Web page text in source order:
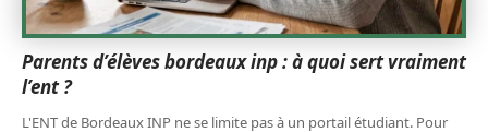
Parents d’élèves bordeaux inp : à quoi sert vraiment
l’ent ?
L'ENT de Bordeaux INP ne se limite pas à un portail étudiant. Pour